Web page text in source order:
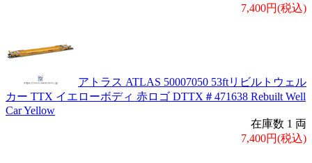
7,400円(税込)
アトラス ATLAS 50007050 53ftリビルトウェル
カー TTX イエローボディ 赤ロゴ DTTX＃471638 Rebuilt Well
Car Yellow
在庫数 1 両
7,400円(税込)